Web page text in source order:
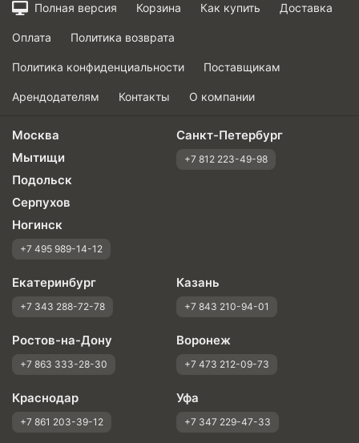
Полная версия Корзина Как купить Доставка
Оплата Политика возврата
Политика конфиденциальности Поставщикам
Арендодателям Контакты О компании
Москва
Мытищи
Подольск
Серпухов
Ногинск
+7 495 989-14-12
Санкт-Петербург
+7 812 223-49-98
Екатеринбург
+7 343 288-72-78
Казань
+7 843 210-94-01
Ростов-на-Дону
+7 863 333-28-30
Воронеж
+7 473 212-09-73
Краснодар
+7 861 203-39-12
Уфа
+7 347 229-47-33